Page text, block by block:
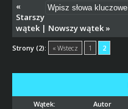
«
Starszy
wątek| Nowszy wątek»
Strony (2): « Wstecz 1 2
Wątek: Autor